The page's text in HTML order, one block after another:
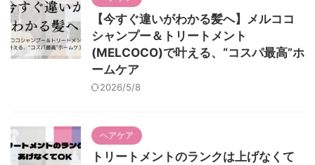
【今すぐ違いがわかる髪へ】メルココ
シャンプー＆トリートメント
(MELCOCO)で叶える、“コスパ最高”ホ
ームケア
2026/5/8
ヘアケア
トリートメントのランクは上げなくて